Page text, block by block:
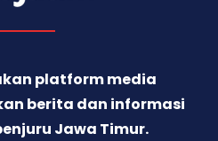
platform media
berita dan informasi
Jawa Timur.